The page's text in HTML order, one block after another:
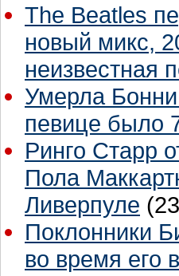
The Beatles
новый микс,
неизвестная
Умерла
певице было
Ринго Старр
Пола
Ливерпуле
Поклонники
во время его